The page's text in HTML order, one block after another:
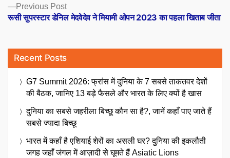
Previous PostPrevious
post:
रूसी सुपरस्टार डेनिल मेदवेदेव ने मियामी ओपन 2023 का पहला खिताब जीता
Recent Posts
G7 Summit 2026: फ्रांस में दुनिया के 7 सबसे ताकतवर देशों
की बैठक, जानिए 13 बड़े फैसले और भारत के लिए क्यों है खास
दुनिया का सबसे जहरीला बिच्छू कौन सा है?, जानें कहाँ पाए जाते हैं
सबसे ज्यादा बिच्छू
भारत में कहाँ है एशियाई शेरों का असली घर? दुनिया की इकलौती
जगह जहाँ जंगल में आज़ादी से घूमते हैं Asiatic Lions